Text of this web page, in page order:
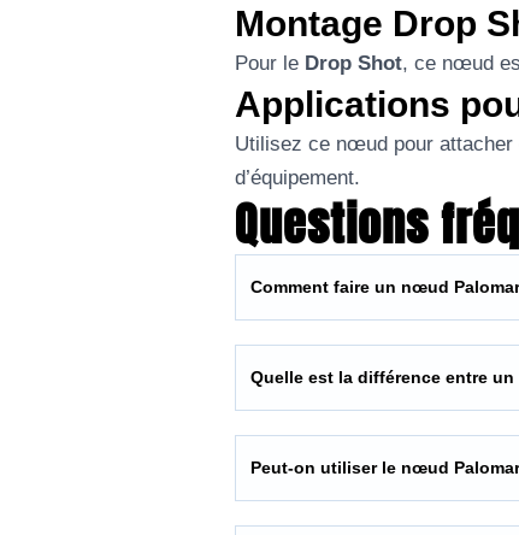
Montage Drop
Pour le Drop Shot, ce nœud
Applications
Utilisez ce nœud pour
d’équipement.
Questions
Comment faire un nœud
Quelle est la différence entre
Peut-on utiliser le nœud